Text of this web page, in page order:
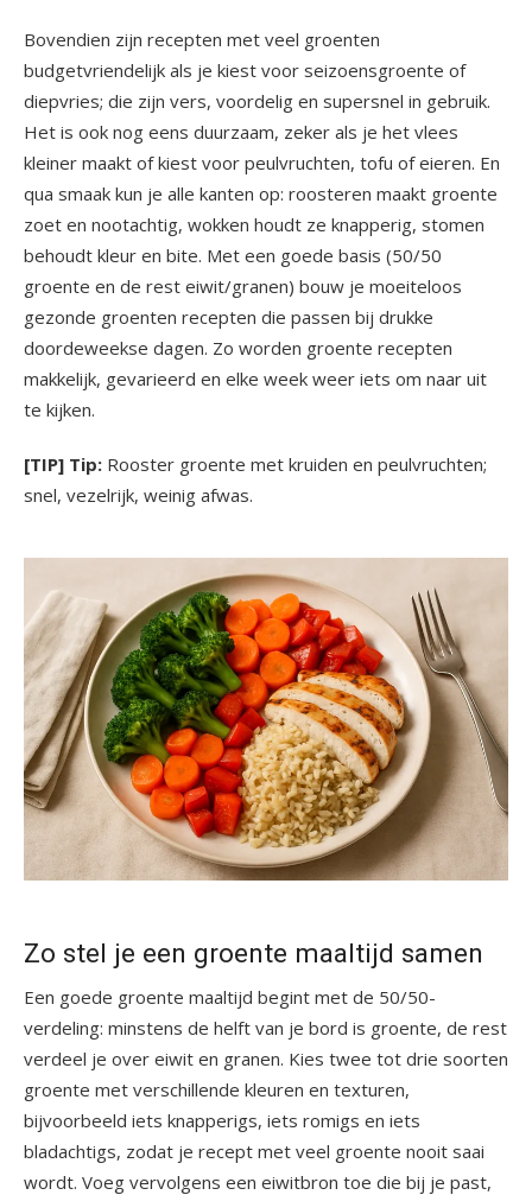
Bovendien zijn recepten met veel groenten
budgetvriendelijk als je kiest voor seizoensgroente of
diepvries; die zijn vers, voordelig en supersnel in gebruik.
Het is ook nog eens duurzaam, zeker als je het vlees
kleiner maakt of kiest voor peulvruchten, tofu of eieren. En
qua smaak kun je alle kanten op: roosteren maakt groente
zoet en nootachtig, wokken houdt ze knapperig, stomen
behoudt kleur en bite. Met een goede basis (50/50
groente en de rest eiwit/granen) bouw je moeiteloos
gezonde groenten recepten die passen bij drukke
doordeweekse dagen. Zo worden groente recepten
makkelijk, gevarieerd en elke week weer iets om naar uit
te kijken.
[TIP] Tip: Rooster groente met kruiden en peulvruchten;
snel, vezelrijk, weinig afwas.
Zo stel je een groente maaltijd samen
Een goede groente maaltijd begint met de 50/50-
verdeling: minstens de helft van je bord is groente, de rest
verdeel je over eiwit en granen. Kies twee tot drie soorten
groente met verschillende kleuren en texturen,
bijvoorbeeld iets knapperigs, iets romigs en iets
bladachtigs, zodat je recept met veel groente nooit saai
wordt. Voeg vervolgens een eiwitbron toe die bij je past,